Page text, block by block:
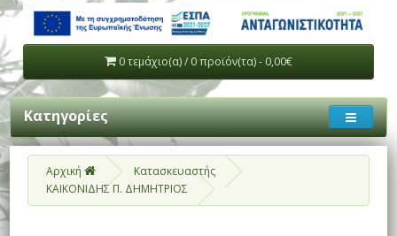
0 τεμάχιο(α) / 0 προϊόν(τα) - 0,00€
Κατηγορίες
Αρχική
Κατασκευαστής
ΚΑΙΚΟΝΙΔΗΣ Π. ΔΗΜΗΤΡΙΟΣ